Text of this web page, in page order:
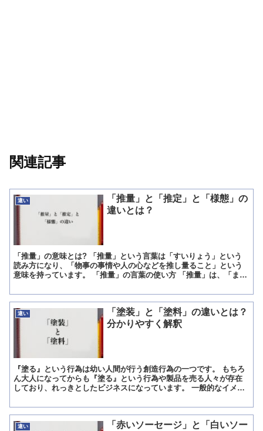
関連記事
違い
「推量」と「推定」と「様態」の
違いとは？
「推量」の意味とは? 「推量」という言葉は「すいりょう」という
読み方になり、「物事の事情や人の心などを推し量ること」という
意味を持っています。 「推量」の言葉の使い方 「推量」は、「まだ
違い
「塗装」と「塗料」の違いとは？
分かりやすく解釈
『塗る』という行為は幼い人間が行う創造行為の一つです。 もちろ
ん大人になってからも『塗る』という行為や製品を売る人々が存在
しており、れっきとしたビジネスになっています。 一般的なイメー
違い
「赤いソーセージ」と「白いソー